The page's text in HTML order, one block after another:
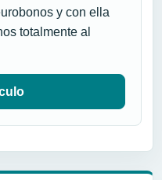
y con ella
totalmente al